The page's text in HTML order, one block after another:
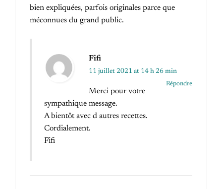
bien expliquées, parfois originales parce que
méconnues du grand public.
Fifi
11 juillet 2021 at 14 h 26 min
Répondre
Merci pour votre
sympathique message.
A bientôt avec d autres recettes.
Cordialement.
Fifi